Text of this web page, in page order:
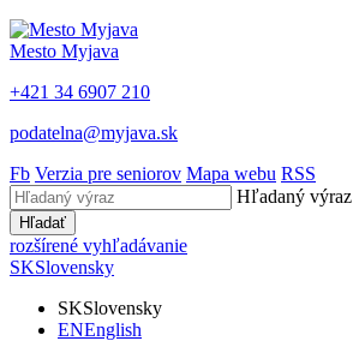
Mesto Myjava
+421 34 6907 210
podatelna@myjava.sk
Fb Verzia pre seniorov Mapa webu RSS
Hľadaný výraz
Hľadať
rozšírené vyhľadávanie
SKSlovensky
SKSlovensky
ENEnglish